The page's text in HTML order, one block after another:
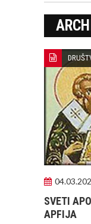
SVETI
APFIJA